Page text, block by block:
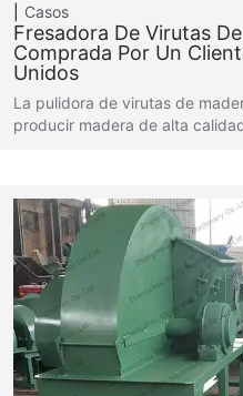
Casos
Fresadora De Virutas
Comprada Por Un
Unidos
La pulidora de virutas de
producir madera de alta